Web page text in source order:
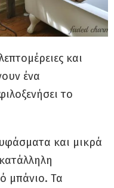
και
ένα
το
και μικρά
μπάνιο. Τα